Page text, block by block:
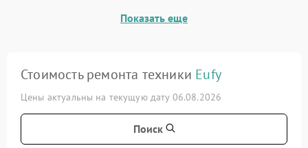
Показать еще
Стоимость ремонта техники Eufy
Цены актуальны на текущую дату 06.08.2026
Поиск